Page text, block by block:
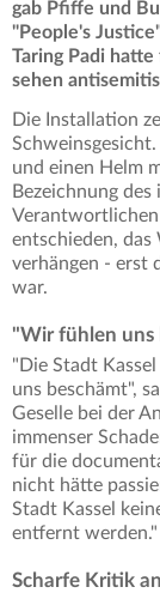
gab Pfiffe und
"People's
Taring Padi
sehen
Die Installation
und einen Helm
Bezeichnung
entschieden,
verhängen - erst
war.
"Wir fühlen uns
"Die Stadt
uns beschämt",
Geselle bei der
immenser
für die
nicht hätte
Stadt Kassel
entfernt werden."
Scharfe Kritik